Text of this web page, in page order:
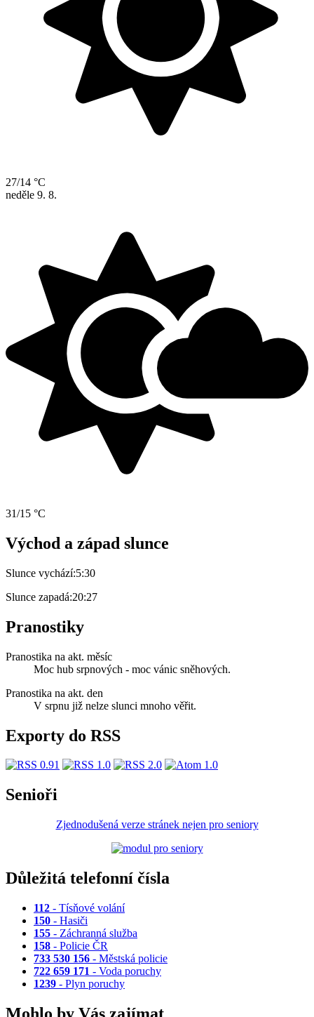
27/14 °C
neděle 9. 8.
31/15 °C
Východ a západ slunce
Slunce vychází:5:30
Slunce zapadá:20:27
Pranostiky
Pranostika na akt. měsíc
Moc hub srpnových - moc vánic sněhových.
Pranostika na akt. den
V srpnu již nelze slunci mnoho věřit.
Exporty do RSS
Senioři
Zjednodušená verze stránek nejen pro seniory
Důležitá telefonní čísla
112 - Tísňové volání
150 - Hasiči
155 - Záchranná služba
158 - Policie ČR
733 530 156 - Městská policie
722 659 171 - Voda poruchy
1239 - Plyn poruchy